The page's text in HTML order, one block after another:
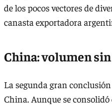
de los pocos vectores de
canasta exportadora
China: volumen
La segunda gran
China. Aunque se